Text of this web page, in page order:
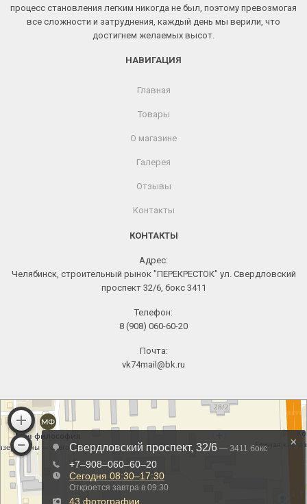
процесс становления легким никогда не был, поэтому превозмогая
все сложности и затруднения, каждый день мы верили, что
достигнем желаемых высот.
НАВИГАЦИЯ
Главная
Товары
О магазине
Галерея
Отзывы
Контакты
КОНТАКТЫ
Адрес:
Челябинск, строительный рынок "ПЕРЕКРЕСТОК" ул. Свердловский
проспект 32/6, бокс 3411
Телефон:
8 (908) 060-60-20
Почта:
vk74mail@bk.ru